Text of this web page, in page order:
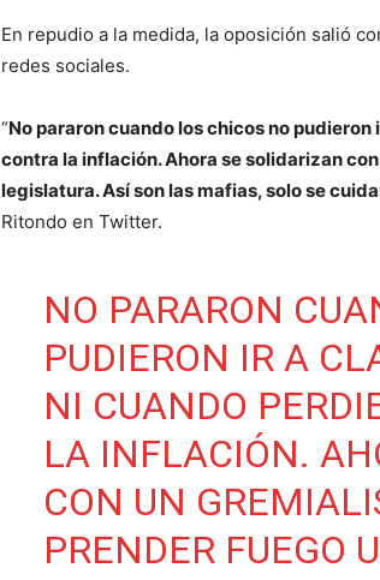
En repudio a la medida, la oposición salió
redes sociales.
“No pararon cuando los chicos no
contra la inflación. Ahora se solidarizan
legislatura. Así son las mafias, solo se
Ritondo en Twitter.
NO PARARON
PUDIERON IR A
NI CUANDO
LA INFLACIÓN.
CON UN
PRENDER FUEGO